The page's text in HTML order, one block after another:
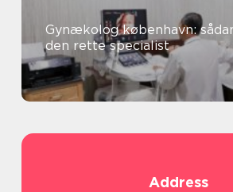
Gynækolog københavn:
den rette specialist
Address